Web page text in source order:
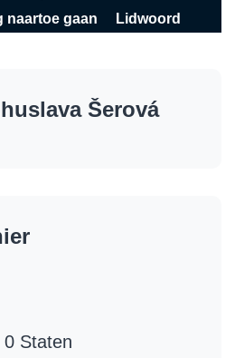
naartoe gaan
Lidwoord
Šerová
0 Staten